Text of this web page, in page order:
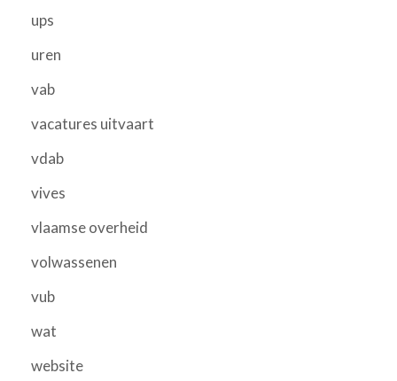
ups
uren
vab
vacatures uitvaart
vdab
vives
vlaamse overheid
volwassenen
vub
wat
website